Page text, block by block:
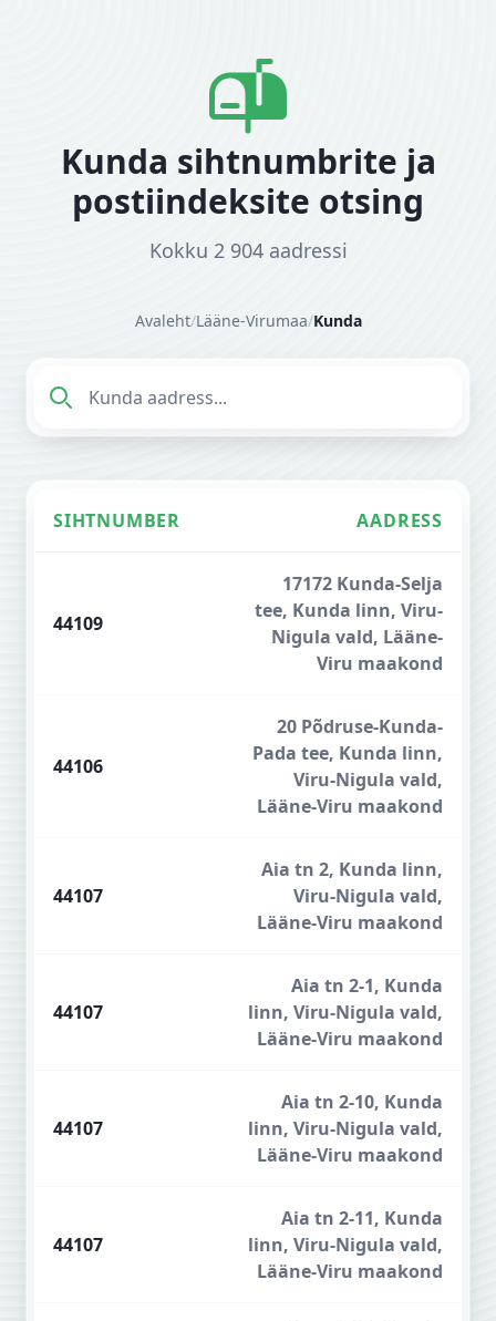
Kunda sihtnumbrite ja
postiindeksite otsing
Kokku 2 904 aadressi
Avaleht/Lääne-Virumaa/Kunda
SIHTNUMBER AADRESS
44109
17172 Kunda-Selja
tee, Kunda linn, Viru-
Nigula vald, Lääne-
Viru maakond
44106
20 Põdruse-Kunda-
Pada tee, Kunda linn,
Viru-Nigula vald,
Lääne-Viru maakond
44107
Aia tn 2, Kunda linn,
Viru-Nigula vald,
Lääne-Viru maakond
44107
Aia tn 2-1, Kunda
linn, Viru-Nigula vald,
Lääne-Viru maakond
44107
Aia tn 2-10, Kunda
linn, Viru-Nigula vald,
Lääne-Viru maakond
44107
Aia tn 2-11, Kunda
linn, Viru-Nigula vald,
Lääne-Viru maakond